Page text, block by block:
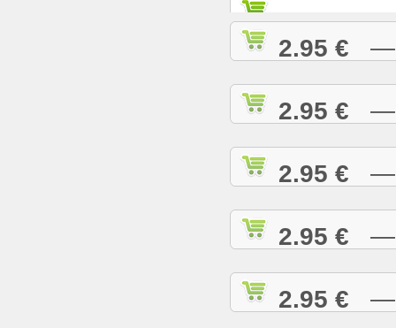
2.95 € —
2.95 € —
2.95 € —
2.95 € —
2.95 € —